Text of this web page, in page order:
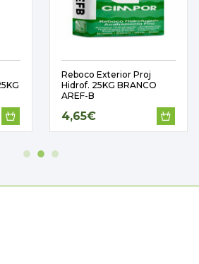
Reboco Exterior Proj
Hidrof. 25KG BRANCO
AREF-B
4,65€